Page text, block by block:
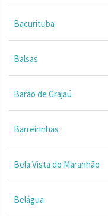
Bacurituba
Balsas
Barão de Grajaú
Barreirinhas
Bela Vista do Maranhão
Belágua